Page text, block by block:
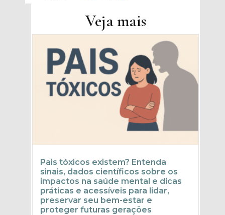
Veja mais
Pais tóxicos existem? Entenda
sinais, dados científicos sobre os
impactos na saúde mental e dicas
práticas e acessíveis para lidar,
preservar seu bem-estar e
proteger futuras gerações